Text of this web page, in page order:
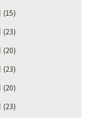
(15)
(23)
(20)
(23)
(20)
(23)